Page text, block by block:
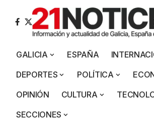
GALICIA ESPAÑA
DEPORTES
POLÍTICA
OPINIÓN
CULTURA
SECCIONES